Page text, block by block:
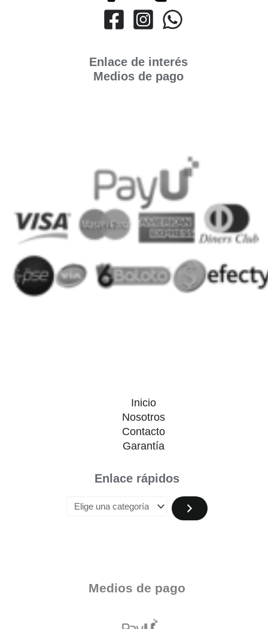
Enlace de interés
Medios de pago
Inicio
Nosotros
Contacto
Garantía
Enlace rápidos
Medios de pago